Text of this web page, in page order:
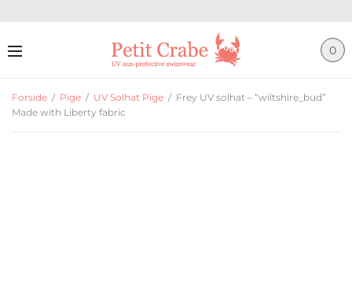
0
Forside / Pige / UV Solhat Pige / Frey UV solhat – “wiltshire_bud”
Made with Liberty fabric